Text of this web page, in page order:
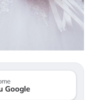
Google